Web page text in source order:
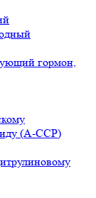
гормон,
(A-ССР)